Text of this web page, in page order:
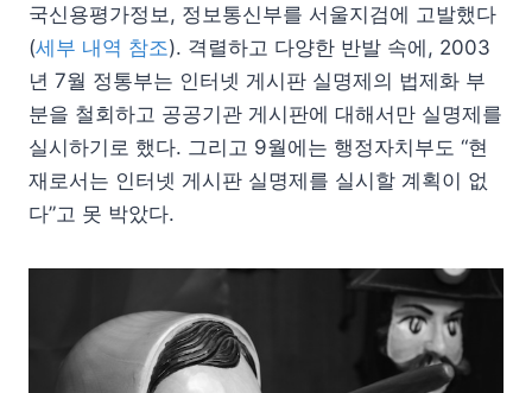
국신용평가정보, 정보통신부를 서울지검에 고발했다
(세부 내역 참조). 격렬하고 다양한 반발 속에, 2003
년 7월 정통부는 인터넷 게시판 실명제의 법제화 부
분을 철회하고 공공기관 게시판에 대해서만 실명제를
실시하기로 했다. 그리고 9월에는 행정자치부도 “현
재로서는 인터넷 게시판 실명제를 실시할 계획이 없
다”고 못 박았다.